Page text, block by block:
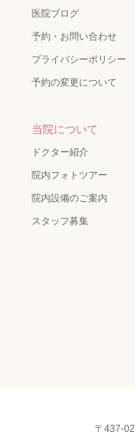
医院ブログ
予約・お問い合わせ
プライバシーポリシー
予約の変更について
当院について
ドクター紹介
院内フォトツアー
院内設備のご案内
スタッフ募集
〒437-